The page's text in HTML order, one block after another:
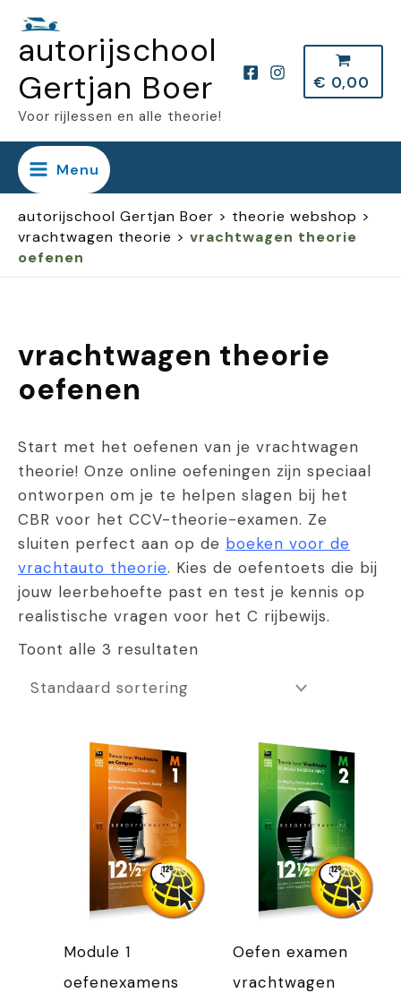
naarautorijschool
Gertjan Boer
Voor rijlessen en alle theorie!
€ 0,00
Menu
autorijschool Gertjan Boer > theorie webshop >
vrachtwagen theorie > vrachtwagen theorie
oefenen
vrachtwagen theorie
oefenen
Start met het oefenen van je vrachtwagen
theorie! Onze online oefeningen zijn speciaal
ontworpen om je te helpen slagen bij het
CBR voor het CCV-theorie-examen. Ze
sluiten perfect aan op de boeken voor de
vrachtauto theorie. Kies de oefentoets die bij
jouw leerbehoefte past en test je kennis op
realistische vragen voor het C rijbewijs.
Toont alle 3 resultaten
Module 1
oefenexamens
Oefen examen
vrachtwagen